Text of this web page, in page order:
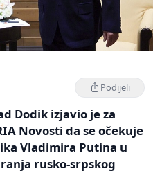
Podijeli
Dodik izjavio je za
Novosti da se očekuje
Vladimira Putina u
rusko-srpskog